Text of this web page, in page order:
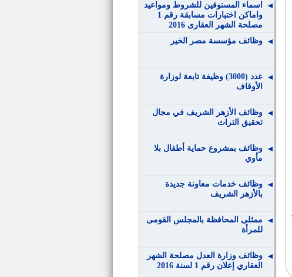
اسماء المستوفين للشروط ومواعيد
واماكن اختبارات مسابقة رقم 1
مصلحة الشهر العقارى 2016
وظائف مؤسسة مصر الخير
عدد (3000) وظيفة تابعة لوزارة
الأوقاف
وظائف الأزهر الشريف في مجال
تحقيق التراث
وظائف بمشروع حماية أطفال بلا
مأوي
وظائف خدمات معاونة جديدة
بالأزهر الشريف
ممثلى المحافظة بالمجلس القومى
للمرأة
وظائف وزارة العدل مصلحة الشهر
العقاري إعلان رقم 1 لسنة 2016